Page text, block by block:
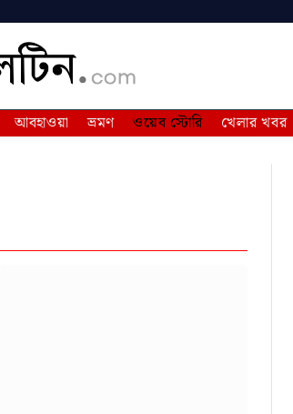
আবহাওয়া ভ্রমণ ওয়েব স্টোরি খেলার খবর